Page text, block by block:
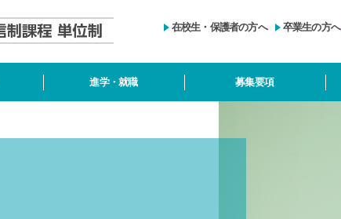
在校生・保護者の方へ 卒業生の方へ
進学・就職 募集要項